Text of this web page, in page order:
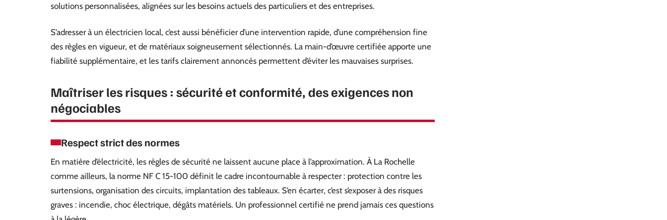
solutions personnalisées, alignées sur les besoins actuels des particuliers et des entreprises.
S’adresser à un électricien local, c’est aussi bénéficier d’une intervention rapide, d’une compréhension fine
des règles en vigueur, et de matériaux soigneusement sélectionnés. La main-d’œuvre certifiée apporte une
fiabilité supplémentaire, et les tarifs clairement annoncés permettent d’éviter les mauvaises surprises.
Maîtriser les risques : sécurité et conformité, des exigences non
négociables
Respect strict des normes
En matière d’électricité, les règles de sécurité ne laissent aucune place à l’approximation. À La Rochelle
comme ailleurs, la norme NF C 15-100 définit le cadre incontournable à respecter : protection contre les
surtensions, organisation des circuits, implantation des tableaux. S’en écarter, c’est s’exposer à des risques
graves : incendie, choc électrique, dégâts matériels. Un professionnel certifié ne prend jamais ces questions